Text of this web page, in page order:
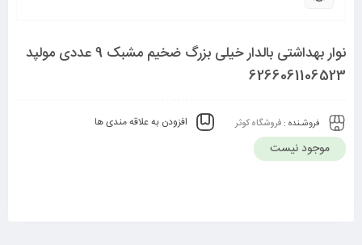
نوار بهداشتی بالدار خیلی بزرگ ضخیم مشبک 9 عددی مولپد
6266061106523
فروشـنده : فروشگاه کوثر افزودن به علاقه مندی ها
موجود نیست